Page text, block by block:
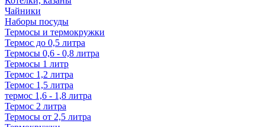
Чайники
Наборы посуды
Термосы и термокружки
Термос до 0,5 литра
Термосы 0,6 - 0,8 литра
Термосы 1 литр
Термос 1,2 литра
Термос 1,5 литра
термос 1,6 - 1,8 литра
Термос 2 литра
Термосы от 2,5 литра